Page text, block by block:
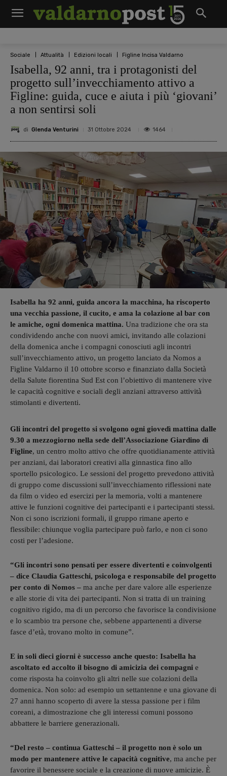
Sociale Attualità Edizioni locali Figline Incisa Valdarno
Isabella, 92 anni, tra i protagonisti del
progetto sull’invecchiamento attivo a
Figline: guida, cuce e aiuta i più ‘giovani’
a non sentirsi soli
di Glenda Venturini 31 Ottobre 2024 1464
Isabella ha 92 anni, guida ancora la macchina, ha riscoperto
una vecchia passione, il cucito, e ama la colazione al bar con
le amiche, ogni domenica mattina. Una tradizione che ora sta
condividendo anche con nuovi amici, invitando alle colazioni
della domenica anche i compagni conosciuti agli incontri
sull’invecchiamento attivo, un progetto lanciato da Nomos a
Figline Valdarno il 10 ottobre scorso e finanziato dalla Società
della Salute fiorentina Sud Est con l’obiettivo di mantenere vive
le capacità cognitive e sociali degli anziani attraverso attività
stimolanti e divertenti.
Gli incontri del progetto si svolgono ogni giovedì mattina dalle
9.30 a mezzogiorno nella sede dell’Associazione Giardino di
Figline, un centro molto attivo che offre quotidianamente attività
per anziani, dai laboratori creativi alla ginnastica fino allo
sportello psicologico. Le sessioni del progetto prevedono attività
di gruppo come discussioni sull’invecchiamento riflessioni nate
da film o video ed esercizi per la memoria, volti a mantenere
attive le funzioni cognitive dei partecipanti e i partecipanti stessi.
Non ci sono iscrizioni formali, il gruppo rimane aperto e
flessibile: chiunque voglia partecipare può farlo, e non ci sono
costi per l’adesione.
“Gli incontri sono pensati per essere divertenti e coinvolgenti
– dice Claudia Gatteschi, psicologa e responsabile del progetto
per conto di Nomos – ma anche per dare valore alle esperienze
e alle storie di vita dei partecipanti. Non si tratta di un training
cognitivo rigido, ma di un percorso che favorisce la condivisione
e lo scambio tra persone che, sebbene appartenenti a diverse
fasce d’età, trovano molto in comune”.
E in soli dieci giorni è successo anche questo: Isabella ha
ascoltato ed accolto il bisogno di amicizia dei compagni e
come risposta ha coinvolto gli altri nelle sue colazioni della
domenica. Non solo: ad esempio un settantenne e una giovane di
27 anni hanno scoperto di avere la stessa passione per i film
coreani, a dimostrazione che gli interessi comuni possono
abbattere le barriere generazionali.
“Del resto – continua Gatteschi – il progetto non è solo un
modo per mantenere attive le capacità cognitive, ma anche per
favorire il benessere sociale e la creazione di nuove amicizie. È